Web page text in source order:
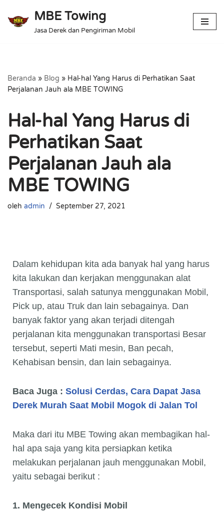
Lompat
MBE Towing
Jasa Derek dan Pengiriman Mobil
Beranda » Blog » Hal-hal Yang Harus di Perhatikan Saat
Perjalanan Jauh ala MBE TOWING
Hal-hal Yang Harus di
Perhatikan Saat
Perjalanan Jauh ala
MBE TOWING
oleh admin September 27, 2021
Dalam kehidupan kita ada banyak hal yang harus
kita lakukan dan kerjakan menggunakan alat
Transportasi, salah satunya menggunakan Mobil,
Pick up, atau Truk dan lain sebagainya. Dan
banyak faktor yang akan terjadi ditengah
perjalanan kita menggunakan transportasi Besar
tersebut, seperti Mati mesin, Ban pecah,
Kehabisan bensin, dan lain sebagainya.
Baca Juga : Solusi Cerdas, Cara Dapat Jasa
Derek Murah Saat Mobil Mogok di Jalan Tol
Maka dari itu MBE Towing akan membagikan hal-
hal apa saja yang kita persiapkan ketika
melakukan perjalanan jauh menggunakan Mobil,
yaitu sebagai berikut :
1. Mengecek Kondisi Mobil